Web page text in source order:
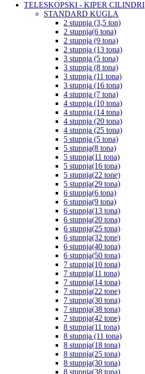
TELESKOPSKI - KIPER CILINDRI
STANDARD KUGLA
2 stupnja (3,5 ton)
2 stupnja(6 tona)
2 stupnja (9 tona)
2 stupnja (13 tona)
3 stupnja (5 tona)
3 stupnja (8 tona)
3 stupnja (11 tona)
3 stupnja (16 tona)
4 stupnja (7 tona)
4 stupnja (10 tona)
4 stupnja (14 tona)
4 stupnja (20 tona)
4 stupnja (25 tona)
5 stupnja (5 tona)
5 stupnja(8 tona)
5 stupnja(11 tona)
5 stupnja(16 tona)
5 stupnja(22 tone)
5 stupnja(29 tona)
6 stupnja(6 tona)
6 stupnja(9 tona)
6 stupnja(13 tona)
6 stupnja(20 tona)
6 stupnja(25 tona)
6 stupnja(32 tone)
6 stupnja(40 tona)
6 stupnja(50 tona)
7 stupnja(10 tona)
7 stupnja(11 tona)
7 stupnja(14 tona)
7 stupnja(22 tone)
7 stupnja(30 tona)
7 stupnja(38 tona)
7 stupnja(42 tone)
8 stupnja(11 tona)
8 stupnja (11 tona)
8 stupnja(18 tona)
8 stupnja(25 tona)
8 stupnja(30 tona)
8 stupnja(38 tona)